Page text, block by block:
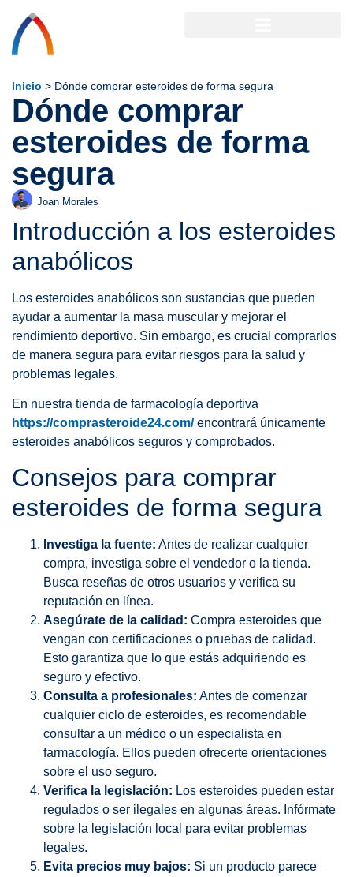
Inicio > Dónde comprar esteroides de forma segura
Dónde comprar
esteroides de forma
segura
Joan Morales
Introducción a los esteroides
anabólicos
Los esteroides anabólicos son sustancias que pueden
ayudar a aumentar la masa muscular y mejorar el
rendimiento deportivo. Sin embargo, es crucial comprarlos
de manera segura para evitar riesgos para la salud y
problemas legales.
En nuestra tienda de farmacología deportiva
https://comprasteroide24.com/encontrará únicamente
esteroides anabólicos seguros y comprobados.
Consejos para comprar
esteroides de forma segura
Investiga la fuente: Antes de realizar cualquier
compra, investiga sobre el vendedor o la tienda.
Busca reseñas de otros usuarios y verifica su
reputación en línea.
Asegúrate de la calidad: Compra esteroides que
vengan con certificaciones o pruebas de calidad.
Esto garantiza que lo que estás adquiriendo es
seguro y efectivo.
Consulta a profesionales: Antes de comenzar
cualquier ciclo de esteroides, es recomendable
consultar a un médico o un especialista en
farmacología. Ellos pueden ofrecerte orientaciones
sobre el uso seguro.
Verifica la legislación: Los esteroides pueden estar
regulados o ser ilegales en algunas áreas. Infórmate
sobre la legislación local para evitar problemas
legales.
Evita precios muy bajos: Si un producto parece